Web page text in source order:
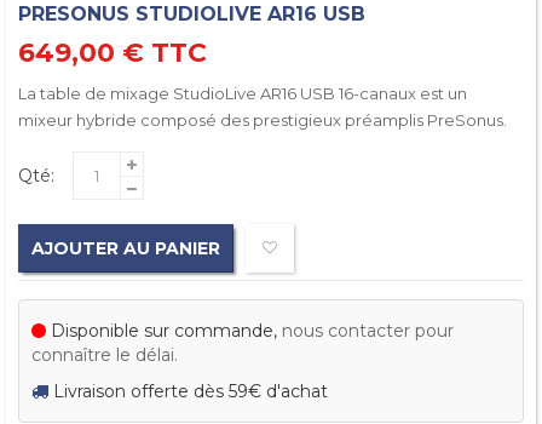
PRESONUS STUDIOLIVE AR16 USB
649,00 € TTC
La table de mixage StudioLive AR16 USB 16-canaux est un
mixeur hybride composé des prestigieux préamplis PreSonus.
Qté:
AJOUTER AU PANIER
Disponible sur commande, nous contacter pour
connaître le délai.
Livraison offerte dès 59€ d'achat